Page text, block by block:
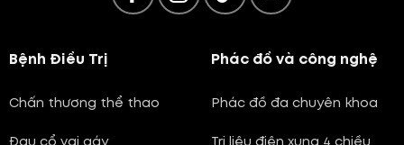
Bệnh Điều Trị
Chấn thương thể thao
Phác đồ và công nghệ
Phác đồ đa chuyên khoa